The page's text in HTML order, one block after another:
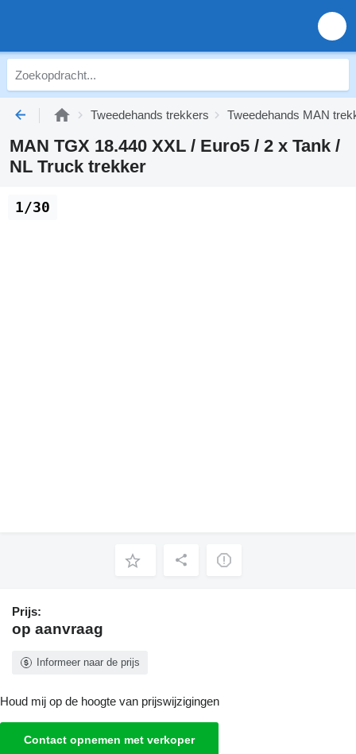
Tweedehands trekkers Tweedehands MAN
MAN TGX 18.440 XXL / Euro5 / 2 x Tank /
NL Truck trekker
1/30
Prijs:
op aanvraag
Informeer naar de prijs
Houd mij op de hoogte van prijswijzigingen
Contact opnemen met verkoper